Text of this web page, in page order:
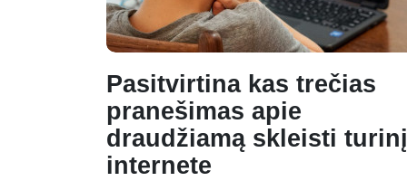
Pasitvirtina kas trečias
pranešimas apie
draudžiamą skleisti turinį
internete